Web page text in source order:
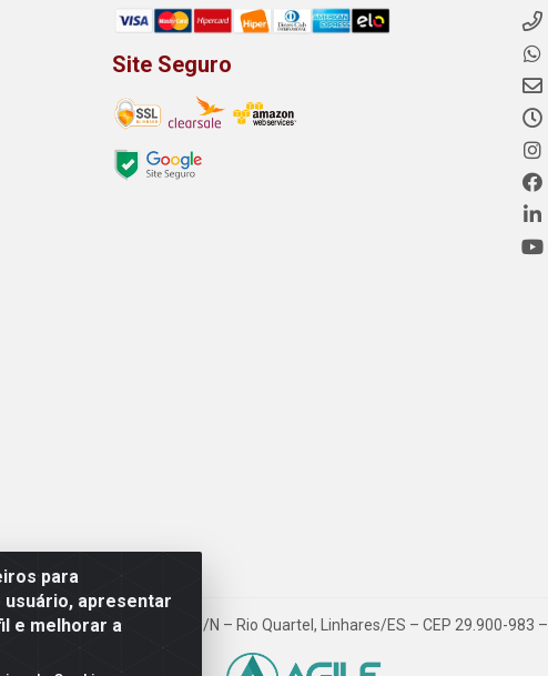
para
apresentar
e melhorar a
Site Seguro
Rodovia BR 101, Km 163, S/N – Rio Quartel, Linhares/ES – CEP 29.900-983